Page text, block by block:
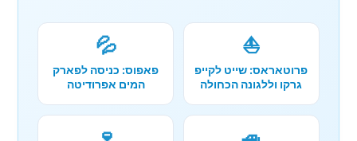
⛵
פרוטאראס: שייט לקייפ
גרקו וללגונה הכחולה
💦
פאפוס: כניסה לפארק
המים אפרודיטה